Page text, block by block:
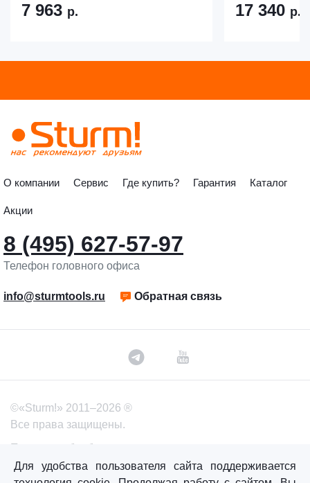
7 963 р. 17 340 р.
О компании Сервис Где купить? Гарантия Каталог
Акции
8 (495) 627-57-97
Телефон головного офиса
info@sturmtools.ru Обратная связь
©«Sturm!» 2011–2026 ®
Все права защищены.
Политика обработки персональных данных
Согласие на обработку персональных данных
Для удобства пользователя сайта поддерживается